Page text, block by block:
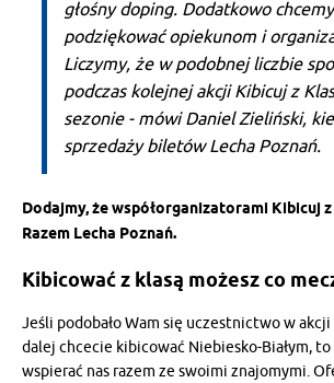
głośny doping. Dodatkowo
podziękować opiekunom i
Liczymy, że w podobnej liczbie
podczas kolejnej akcji Kibicuj z
sezonie - mówi Daniel Zieliński,
sprzedaży biletów Lecha Poznań.
Dodajmy, że współorganizatorami Kibicuj
Razem Lecha Poznań.
Kibicować z klasą możesz co
Jeśli podobało Wam się uczestnictwo w akcji
dalej chcecie kibicować Niebiesko-Białym, to
wspierać nas razem ze swoimi znajomymi.